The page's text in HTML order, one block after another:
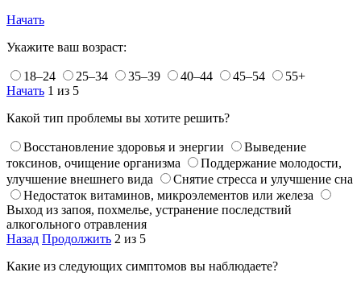
Начать
Укажите ваш возраст:
18–24 25–34 35–39 40–44 45–54
55+
Начать 1 из 5
Какой тип проблемы вы хотите решить?
Восстановление здоровья и энергии
Выведение
токсинов, очищение организма
Поддержание молодости,
улучшение внешнего вида
Снятие стресса и улучшение сна
Недостаток витаминов, микроэлементов или железа
Выход из запоя, похмелье, устранение последствий
алкогольного отравления
Назад Продолжить 2 из 5
Какие из следующих симптомов вы наблюдаете?